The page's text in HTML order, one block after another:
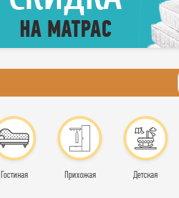
Гостиная Прихожая Детская